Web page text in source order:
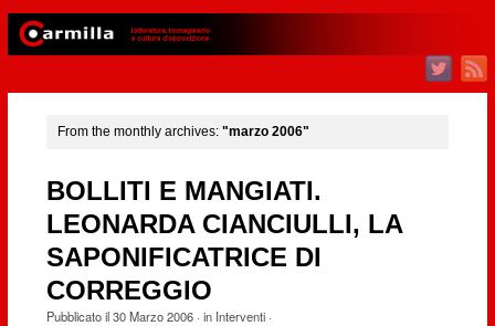
From the monthly archives: "marzo 2006"
BOLLITI E MANGIATI.
LEONARDA CIANCIULLI, LA
SAPONIFICATRICE DI
CORREGGIO
Pubblicato il30 Marzo 2006· in Interventi·